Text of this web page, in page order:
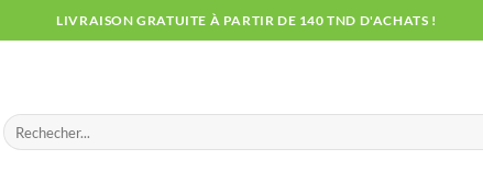
LIVRAISON GRATUITE À PARTIR DE 140 TND D'ACHATS !
Recherche
pour :